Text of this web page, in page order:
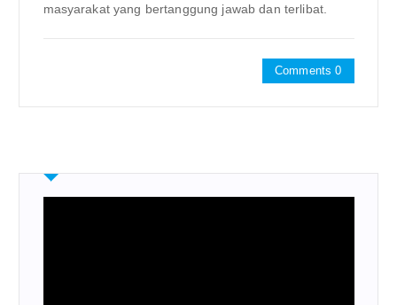
masyarakat yang bertanggung jawab dan terlibat.
Comments 0